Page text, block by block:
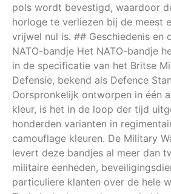
pols wordt bevestigd, waardoor
horloge te verliezen bij de meest
vrijwel nul is. ## Geschiedenis en
NATO-bandje Het NATO-bandje
in de specificatie van het Britse
Defensie, bekend als Defence
Oorspronkelijk ontworpen in één
kleur, is het in de loop der tijd
honderden varianten in
camouflage kleuren. De Military
levert deze bandjes al meer dan
militaire eenheden,
particuliere klanten over de hele